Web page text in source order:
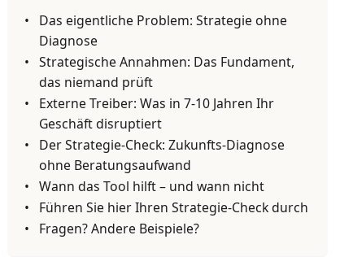
Das eigentliche Problem: Strategie ohne
Diagnose
Strategische Annahmen: Das Fundament,
das niemand prüft
Externe Treiber: Was in 7-10 Jahren Ihr
Geschäft disruptiert
Der Strategie-Check: Zukunfts-Diagnose
ohne Beratungsaufwand
Wann das Tool hilft – und wann nicht
Führen Sie hier Ihren Strategie-Check durch
Fragen? Andere Beispiele?